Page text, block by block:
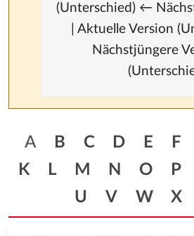
(Unterschied) ←
| Aktuelle Version
Nächstjüngere
A B C D E F
K
L M N O P
U
V W X